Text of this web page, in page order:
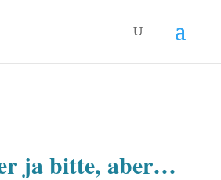
ja bitte, aber…